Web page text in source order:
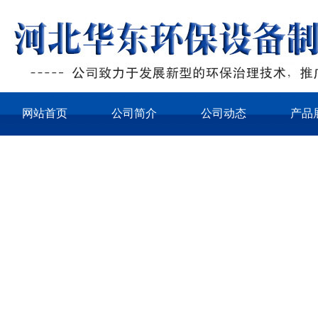
网站首页 公司简介 公司动态 产品